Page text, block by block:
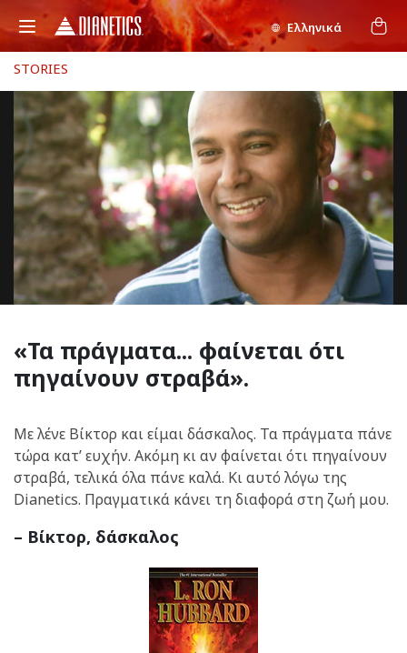
Ελληνικά
STORIES
«Τα πράγματα... φαίνεται ότι
πηγαίνουν στραβά».
Με λένε Βίκτορ και είμαι δάσκαλος. Τα πράγματα πάνε
τώρα κατ’ ευχήν. Ακόμη κι αν φαίνεται ότι πηγαίνουν
στραβά, τελικά όλα πάνε καλά. Κι αυτό λόγω της
Dianetics. Πραγματικά κάνει τη διαφορά στη ζωή μου.
– Βίκτορ, δάσκαλος